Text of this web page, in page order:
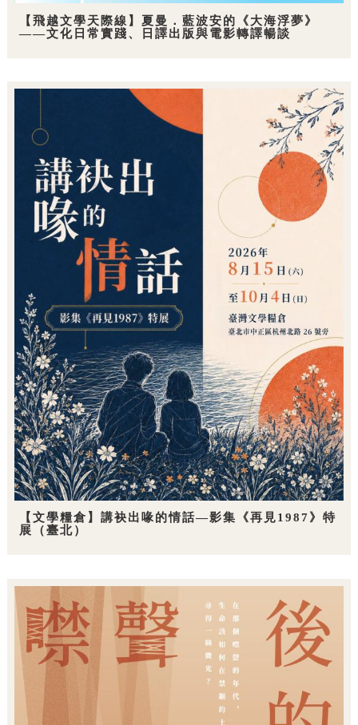
【飛越文學天際線】夏曼．藍波安的《大海浮夢》
——文化日常實踐、日譯出版與電影轉譯暢談
【文學糧倉】講袂出喙的情話—影集《再見1987》特
展（臺北）